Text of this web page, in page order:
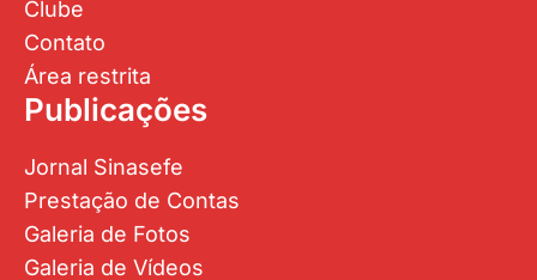
Clube
Contato
Área restrita
Publicações
Jornal Sinasefe
Prestação de Contas
Galeria de Fotos
Galeria de Vídeos